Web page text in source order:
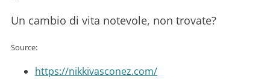
Un cambio di vita notevole, non trovate?
Source:
https://nikkivasconez.com/